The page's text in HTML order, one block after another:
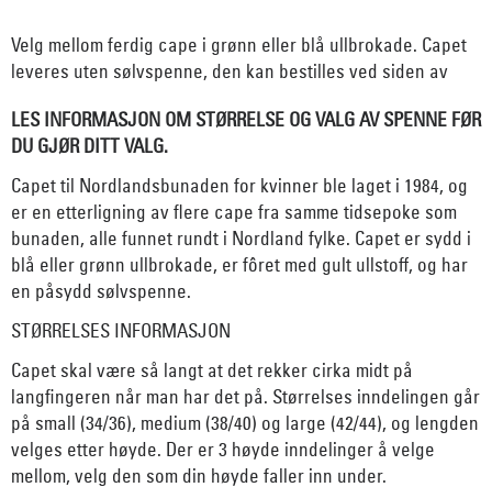
Velg mellom ferdig cape i grønn eller blå ullbrokade. Capet
leveres uten sølvspenne, den kan bestilles ved siden av
LES INFORMASJON OM STØRRELSE OG VALG AV SPENNE FØR
DU GJØR DITT VALG.
Capet til Nordlandsbunaden for kvinner ble laget i 1984, og
er en etterligning av flere cape fra samme tidsepoke som
bunaden, alle funnet rundt i Nordland fylke. Capet er sydd i
blå eller grønn ullbrokade, er fôret med gult ullstoff, og har
en påsydd sølvspenne.
STØRRELSES INFORMASJON
Capet skal være så langt at det rekker cirka midt på
langfingeren når man har det på. Størrelses inndelingen går
på small (34/36), medium (38/40) og large (42/44), og lengden
velges etter høyde. Der er 3 høyde inndelinger å velge
mellom, velg den som din høyde faller inn under.